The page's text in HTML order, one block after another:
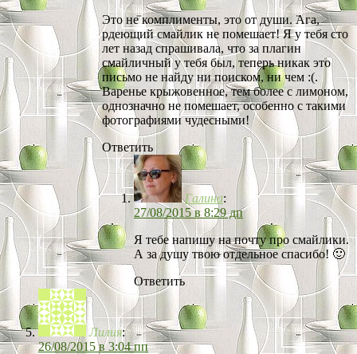
Это не комплименты, это от души. Ага,
рдеющий смайлик не помешает! Я у тебя сто
лет назад спрашивала, что за плагин
смайличный у тебя был, теперь никак это
письмо не найду ни поиском, ни чем :(.
Варенье крыжовенное, тем более с лимоном,
однозначно не помешает, особенно с такими
фотографиями чудесными!
Ответить
Галина:
27/08/2015 в 8:29 дп
Я тебе напишу на почту про смайлики.
А за душу твою отдельное спасибо! 🙂
Ответить
Лилия:
26/08/2015 в 3:04 пп